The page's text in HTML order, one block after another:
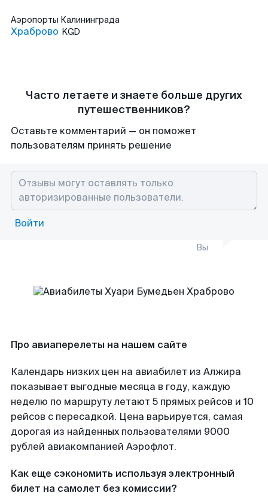
Аэропорты Калининграда
Храброво KGD
Часто летаете и знаете больше других
путешественников?
Оставьте комментарий — он поможет
пользователям принять решение
Войти
Вы
Про авиаперелеты на нашем сайте
Календарь низких цен на авиабилет из Алжира
показывает выгодные месяца в году, каждую
неделю по маршруту летают 5 прямых рейсов и 10
рейсов с пересадкой. Цена варьируется, самая
дорогая из найденных пользователями 9000
рублей авиакомпанией Аэрофлот.
Как еще сэкономить используя электронный
билет на самолет без комиссии?